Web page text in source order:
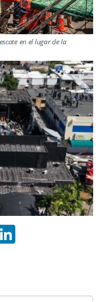
en el lugar de la